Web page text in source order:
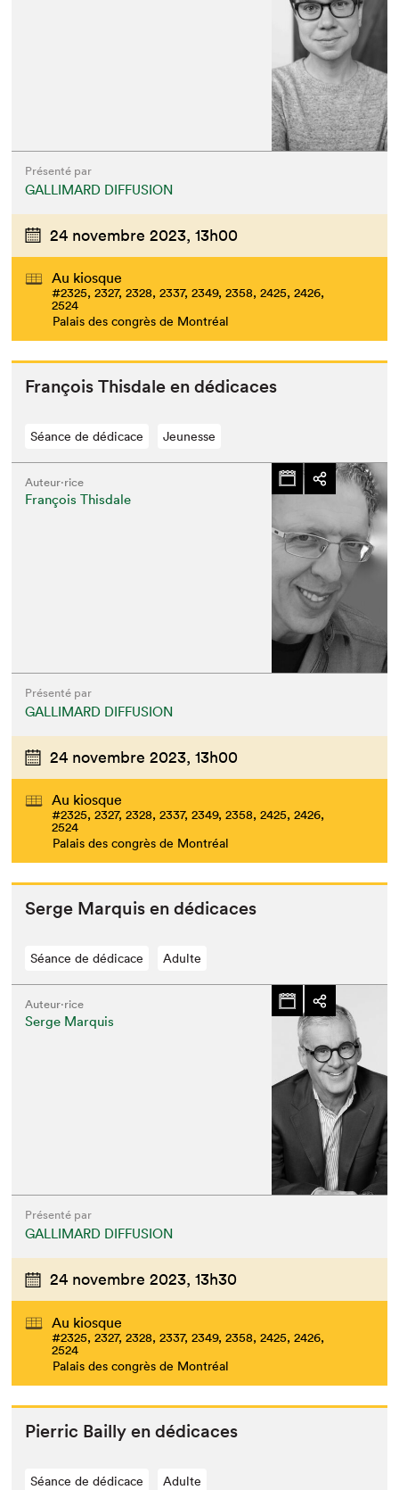
Que cherchez-vous?
Présenté par
GALLIMARD DIFFUSION
24 novembre 2023, 13h00
Au kiosque
#2325, 2327, 2328, 2337, 2349, 2358, 2425, 2426,
2524
Palais des congrès de Montréal
François This­dale en dédicaces
Séance de dédicace Jeunesse
Auteur·rice
François Thisdale
Présenté par
GALLIMARD DIFFUSION
24 novembre 2023, 13h00
Au kiosque
#2325, 2327, 2328, 2337, 2349, 2358, 2425, 2426,
2524
Palais des congrès de Montréal
Serge Mar­quis en dédicaces
Séance de dédicace Adulte
Auteur·rice
Serge Marquis
Présenté par
GALLIMARD DIFFUSION
24 novembre 2023, 13h30
Au kiosque
#2325, 2327, 2328, 2337, 2349, 2358, 2425, 2426,
2524
Palais des congrès de Montréal
Pier­ric Bail­ly en dédicaces
Séance de dédicace Adulte